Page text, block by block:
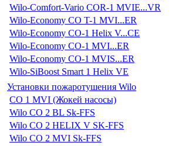
Wilo-Comfort-Vario COR-1 MVIE...VR
Wilo-Economy CO T-1 MVI...ER
Wilo-Economy CO-1 Helix V...CE
Wilo-Economy CO-1 MVI...ER
Wilo-Economy CO-1 MVIS...ER
Wilo-SiBoost Smart 1 Helix VE
Установки пожаротушения Wilo
CO 1 MVI (Жокей насосы)
Wilo CO 2 BL Sk-FFS
Wilo CO 2 HELIX V SK-FFS
Wilo CO 2 MVI Sk-FFS